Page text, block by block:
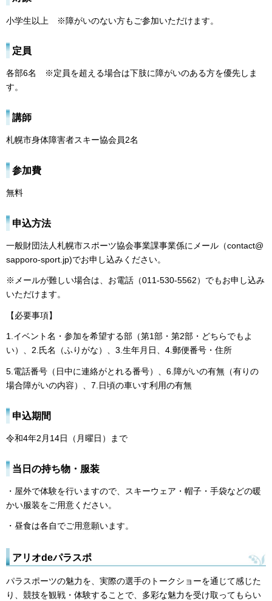
小学生以上 ※障がいのない方もご参加いただけます。
定員
各部6名 ※定員を超える場合は下肢に障がいのある方を優先しま
す。
講師
札幌市身体障害者スキー協会員2名
参加費
無料
申込方法
一般財団法人札幌市スポーツ協会事業課事業係にメール（contact@
sapporo-sport.jp)でお申し込みください。
※メールが難しい場合は、お電話（011-530-5562）でもお申し込み
いただけます。
【必要事項】
1.イベント名・参加を希望する部（第1部・第2部・どちらでもよ
い）、2.氏名（ふりがな）、3.生年月日、4.郵便番号・住所
5.電話番号（日中に連絡がとれる番号）、6.障がいの有無（有りの
場合障がいの内容）、7.日頃の車いす利用の有無
申込期間
令和4年2月14日（月曜日）まで
当日の持ち物・服装
・屋外で体験を行いますので、スキーウェア・帽子・手袋などの暖
かい服装をご用意ください。
・昼食は各自でご用意願います。
アリオdeパラスポ
パラスポーツの魅力を、実際の選手のトークショーを通じて感じた
り、競技を観戦・体験することで、多彩な魅力を受け取ってもらい